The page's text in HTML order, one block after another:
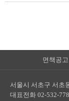
면책공고
서울시 서초구 서초
대표전화 02-532-